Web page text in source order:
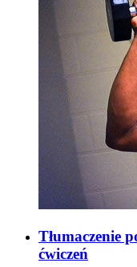
Tłumaczenie
ćwiczeń